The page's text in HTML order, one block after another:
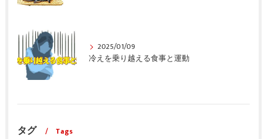
2025/01/09
冷えを乗り越える食事と運動
タグ Tags